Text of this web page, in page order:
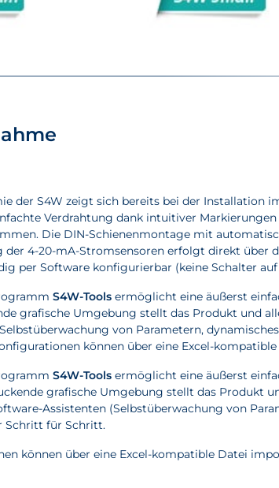
der S4W zeigt sich bereits bei der Installation
Verdrahtung dank intuitiver
Die DIN-Schienenmontage mit
der 4-20-mA-Stromsensoren erfolgt direkt über
per Software konfigurierbar (keine Schalter
S4W-Tools ermöglicht eine äußerst
grafische Umgebung stellt das Produkt und
von Parametern,
können über eine Excel-
S4W-Tools ermöglicht eine äußerst
grafische Umgebung stellt das Produkt
Assistenten (Selbstüberwachung von
Schritt für Schritt.
können über eine Excel-kompatible Datei